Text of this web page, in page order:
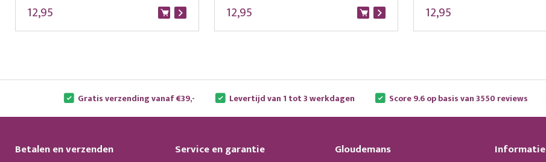
12,95 12,95 12,95
Gratis verzending vanaf €39,- Levertijd van 1 tot 3 werkdagen Score 9.6 op basis van 3550 reviews
Betalen en verzenden Service en garantie Gloudemans Informatie